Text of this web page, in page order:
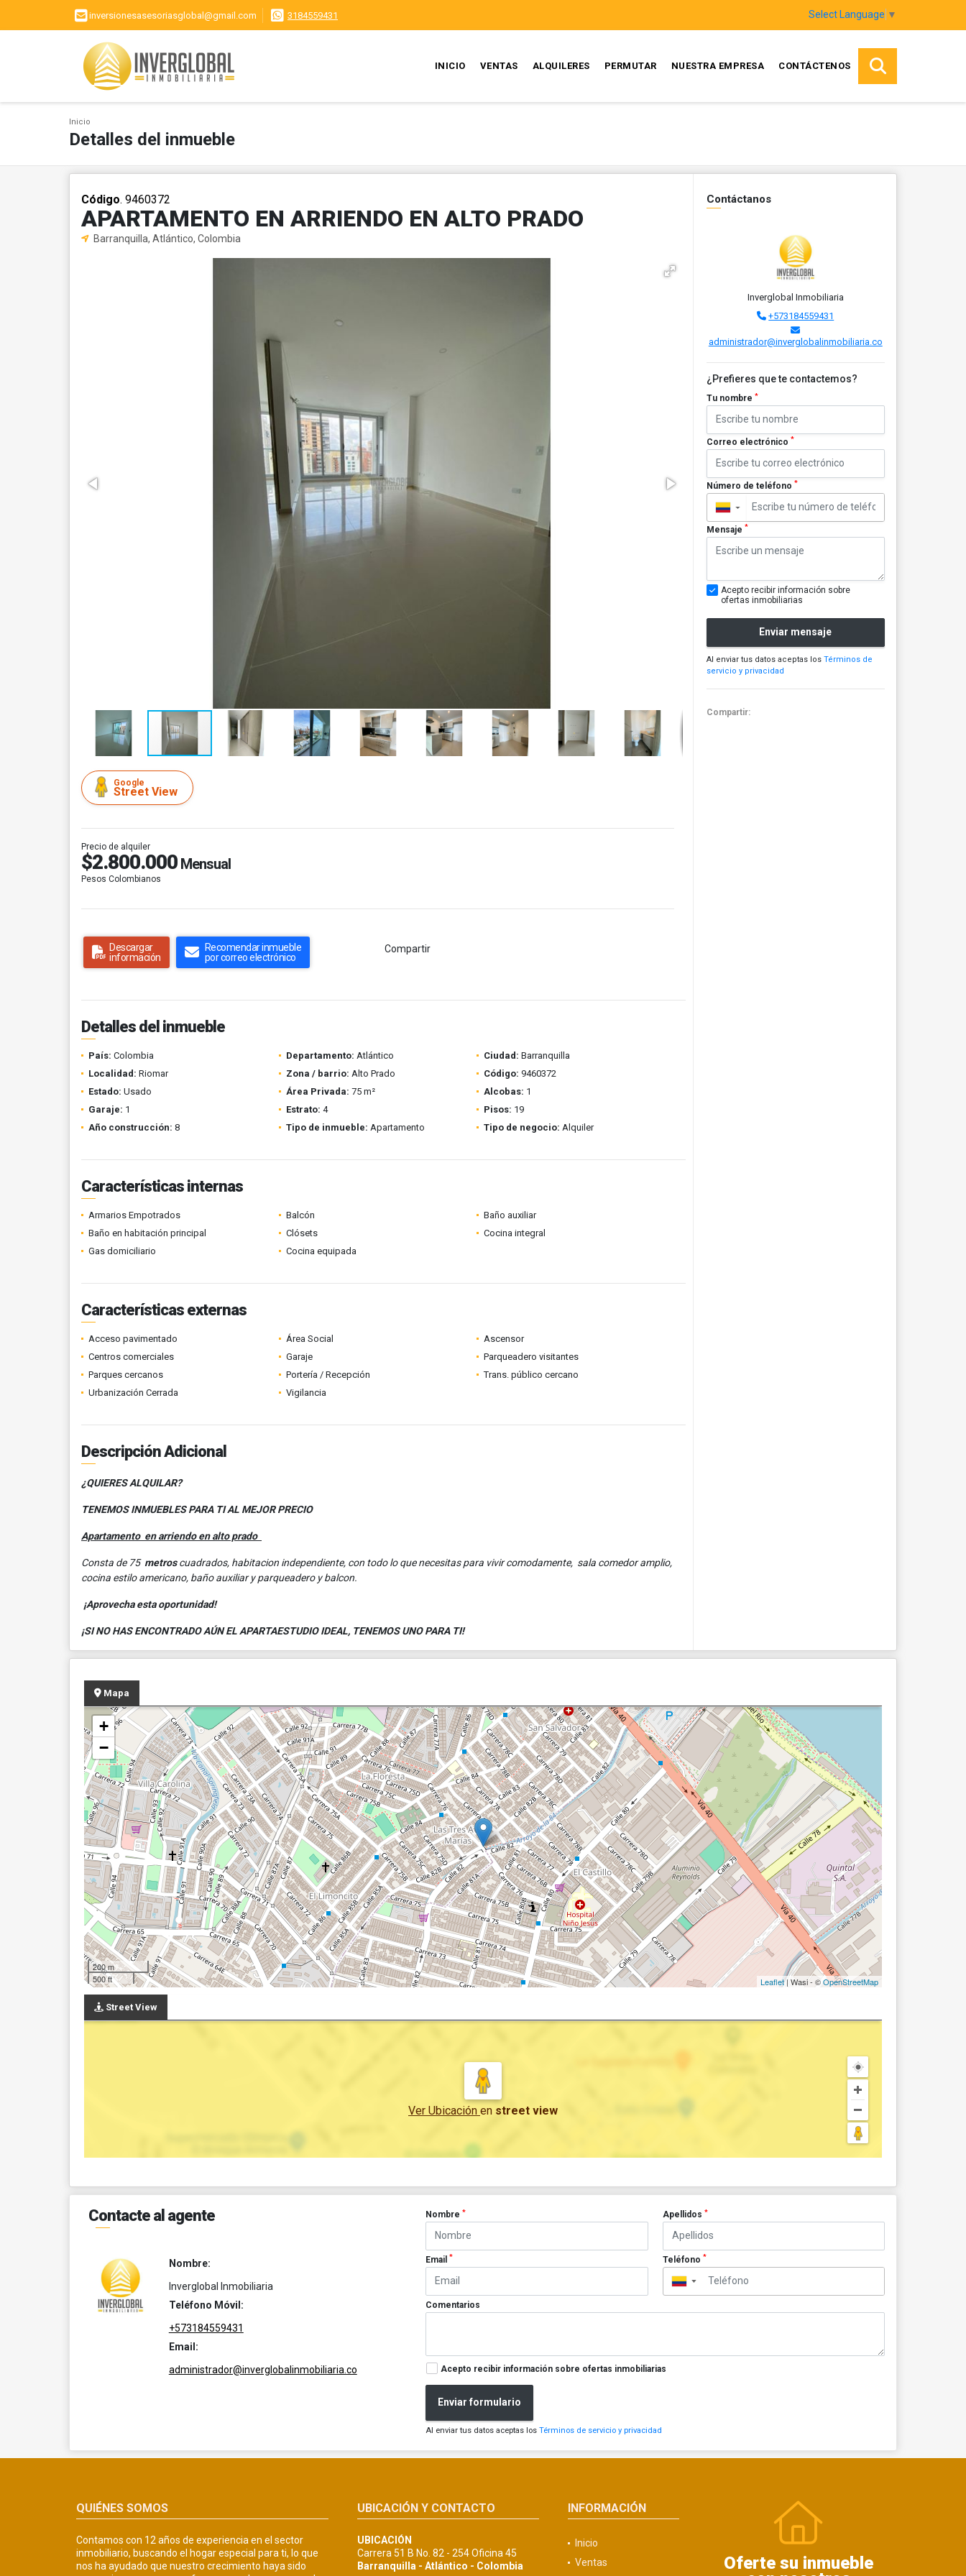
inversionesasesoriasglobal@gmail.com 3184559431 Select Language ▼
INICIO VENTAS ALQUILERES PERMUTAR NUESTRA EMPRESA CONTÁCTENOS
Inicio
Detalles del inmueble
Código. 9460372
APARTAMENTO EN ARRIENDO EN ALTO PRADO
Barranquilla, Atlántico, Colombia
Google
Street View
Precio de alquiler
$2.800.000 Mensual
Pesos Colombianos
Descargar
información
Recomendar inmueble
por correo electrónico
Compartir
Detalles del inmueble
País: Colombia Departamento: Atlántico Ciudad: Barranquilla
Localidad: Riomar Zona / barrio: Alto Prado Código: 9460372
Estado: Usado Área Privada: 75 m² Alcobas: 1
Garaje: 1 Estrato: 4 Pisos: 19
Año construcción: 8 Tipo de inmueble: Apartamento Tipo de negocio: Alquiler
Características internas
Armarios Empotrados Balcón
Baño auxiliar
Baño en habitación principal
Clósets
Cocina integral
Gas domiciliario
Cocina equipada
Características externas
Acceso pavimentado Área Social
Ascensor
Centros comerciales
Garaje
Parqueadero visitantes
Parques cercanos
Portería / Recepción
Trans. público cercano
Urbanización Cerrada
Vigilancia
Descripción Adicional
¿QUIERES ALQUILAR?
TENEMOS INMUEBLES PARA TI AL MEJOR PRECIO
Apartamento en arriendo en alto prado
Consta de 75 metroscuadrados, habitacion independiente, con todo lo que necesitas para vivir comodamente, sala comedor amplio,
cocina estilo americano, baño auxiliar y parqueadero y balcon.
¡Aprovecha esta oportunidad!
¡SI NO HAS ENCONTRADO AÚN EL APARTAESTUDIO IDEAL, TENEMOS UNO PARA TI!
Contáctanos
Inverglobal Inmobiliaria
+573184559431
administrador@inverglobalinmobiliaria.co
¿Prefieres que te contactemos?
Tu nombre *
Correo electrónico *
Número de teléfono *
▼
Mensaje *
Acepto recibir información sobre
ofertas inmobiliarias
Enviar mensaje
Al enviar tus datos aceptas los Términos de
servicio y privacidad
Compartir:
Mapa
+
−
200 m
500 ft
Leaflet| Wasi - ©OpenStreetMap
Street View
Ver Ubicación en street view
Contacte al agente
Nombre:
Inverglobal Inmobiliaria
Teléfono Móvil:
+573184559431
Email:
administrador@inverglobalinmobiliaria.co
Nombre* Apellidos *
Email* Teléfono *
▼
Comentarios
Acepto recibir información sobre ofertas inmobiliarias
Enviar formulario
Al enviar tus datos aceptas losTérminos de servicio y privacidad
QUIÉNES SOMOS
Contamos con 12 años de experiencia en el sector
inmobiliario, buscando el hogar especial para ti, lo que
nos ha ayudado que nuestro crecimiento haya sido
UBICACIÓN Y CONTACTO
UBICACIÓN
Carrera 51 B No. 82 - 254 Oficina 45
Barranquilla - Atlántico - Colombia
INFORMACIÓN
Inicio
Ventas
Oferte su inmueble